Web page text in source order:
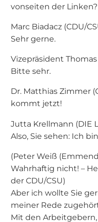
vonseiten der Linken?
Marc Biadacz (CDU/
Sehr gerne.
Vizepräsident
Bitte sehr.
Dr. Matthias Zimmer
kommt jetzt!
Jutta Krellmann (DIE
Also, Sie sehen: Ich
(Peter Weiß
Wahrhaftig nicht! –
der CDU/CSU)
Aber ich wollte Sie
meiner Rede
Mit den